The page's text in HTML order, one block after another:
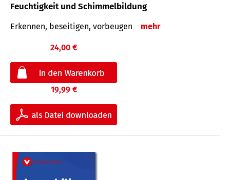
Feuchtigkeit und Schimmelbildung
Erkennen, beseitigen, vorbeugen mehr
24,00 €
19,99 €